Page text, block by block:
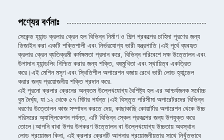
পণ্যের বর্ণনাঃ
সেকেন্ড হ্যান্ড ক্রলার ক্রেন হল বিভিন্ন নির্মাণ ও শিল্প প্রকল্পের চাহিদা পূরণের জন্য
ডিজাইন করা একটি শক্তিশালী এবং নির্ভরযোগ্য ভারী যন্ত্রপাতি।এই পূর্বে ব্যবহৃত
ক্রলার ক্রেন ব্যতিক্রমী কর্মক্ষমতা প্রদান করে, বিভিন্ন পরিবেশে দক্ষ উত্তোলন এবং
উপাদান হ্যান্ডলিং নিশ্চিত করার জন্য শক্তি, বহুমুখিতা এবং স্থায়িত্ব একত্রিত
করে।এই মেশিন মসৃণ এবং স্থিতিশীল অপারেশন বজায় রেখে ভারী লোড হ্যান্ডেল
করার জন্য প্রয়োজনীয় শক্তি প্রদান করে.
এই পুরনো ক্রলার ক্রেনের অন্যতম উল্লেখযোগ্য বৈশিষ্ট্য হল এর আশ্চর্যজনক সর্বোচ্চ
বুম দৈর্ঘ্য, যা ১২ থেকে ৫৭ মিটার পর্যন্ত।এই বিস্তৃত পরিসীমা অপারেটরদের বিভিন্ন
ধরণের উত্তোলন কাজ সম্পাদন করতে দেয়, কাছাকাছি কোয়ার্টার অপারেশন থেকে উচ্চ
পরিসরের অ্যাপ্লিকেশন পর্যন্ত, এটি বিভিন্ন স্কেল প্রকল্পের জন্য উপযুক্ত করে
তোলে।আপনি বাধা উপর উপকরণ উত্তোলন বা উল্লেখযোগ্য উচ্চতায় অবস্থান
লোড প্রয়োজন কিনা, এই ক্রলার ক্রেনটি আপনার প্রয়োজনীয়তার সাথে নিখুঁতভাবে